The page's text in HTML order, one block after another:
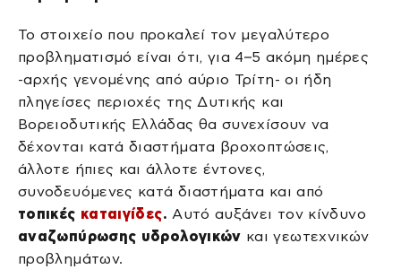
Το στοιχείο που προκαλεί τον μεγαλύτερο
προβληματισμό είναι ότι, για 4–5 ακόμη ημέρες
-αρχής γενομένης από αύριο Τρίτη- οι ήδη
πληγείσες περιοχές της Δυτικής και
Βορειοδυτικής Ελλάδας θα συνεχίσουν να
δέχονται κατά διαστήματα βροχοπτώσεις,
άλλοτε ήπιες και άλλοτε έντονες,
συνοδευόμενες κατά διαστήματα και από
τοπικές καταιγίδες. Αυτό αυξάνει τον κίνδυνο
αναζωπύρωσης υδρολογικών και γεωτεχνικών
προβλημάτων.